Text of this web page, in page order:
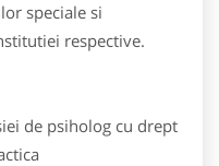
speciale si
respective.
de psiholog cu drept